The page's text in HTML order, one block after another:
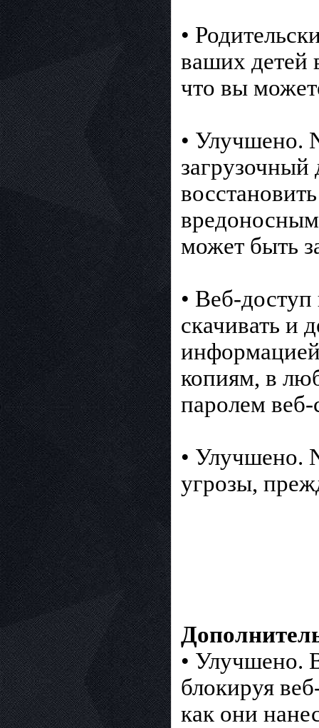
•
ваших детей
что вы
• Улучшено.
может быть
• Веб-
скачивать и
копиям, в
паролем веб-
• Улучшено.
угрозы,
• Улучшено.
блокируя
как они